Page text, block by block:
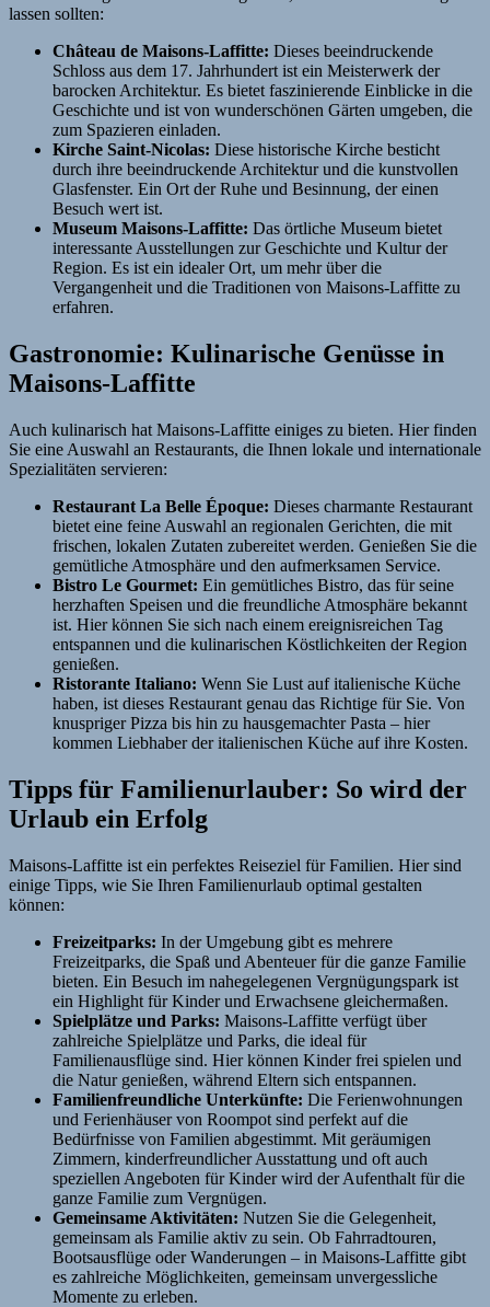
lassen sollten:
Château de Maisons-Laffitte: Dieses beeindruckende
Schloss aus dem 17. Jahrhundert ist ein Meisterwerk der
barocken Architektur. Es bietet faszinierende Einblicke in die
Geschichte und ist von wunderschönen Gärten umgeben, die
zum Spazieren einladen.
Kirche Saint-Nicolas: Diese historische Kirche besticht
durch ihre beeindruckende Architektur und die kunstvollen
Glasfenster. Ein Ort der Ruhe und Besinnung, der einen
Besuch wert ist.
Museum Maisons-Laffitte: Das örtliche Museum bietet
interessante Ausstellungen zur Geschichte und Kultur der
Region. Es ist ein idealer Ort, um mehr über die
Vergangenheit und die Traditionen von Maisons-Laffitte zu
erfahren.
Gastronomie: Kulinarische Genüsse in
Maisons-Laffitte
Auch kulinarisch hat Maisons-Laffitte einiges zu bieten. Hier finden
Sie eine Auswahl an Restaurants, die Ihnen lokale und internationale
Spezialitäten servieren:
Restaurant La Belle Époque: Dieses charmante Restaurant
bietet eine feine Auswahl an regionalen Gerichten, die mit
frischen, lokalen Zutaten zubereitet werden. Genießen Sie die
gemütliche Atmosphäre und den aufmerksamen Service.
Bistro Le Gourmet: Ein gemütliches Bistro, das für seine
herzhaften Speisen und die freundliche Atmosphäre bekannt
ist. Hier können Sie sich nach einem ereignisreichen Tag
entspannen und die kulinarischen Köstlichkeiten der Region
genießen.
Ristorante Italiano: Wenn Sie Lust auf italienische Küche
haben, ist dieses Restaurant genau das Richtige für Sie. Von
knuspriger Pizza bis hin zu hausgemachter Pasta – hier
kommen Liebhaber der italienischen Küche auf ihre Kosten.
Tipps für Familienurlauber: So wird der
Urlaub ein Erfolg
Maisons-Laffitte ist ein perfektes Reiseziel für Familien. Hier sind
einige Tipps, wie Sie Ihren Familienurlaub optimal gestalten
können:
Freizeitparks: In der Umgebung gibt es mehrere
Freizeitparks, die Spaß und Abenteuer für die ganze Familie
bieten. Ein Besuch im nahegelegenen Vergnügungspark ist
ein Highlight für Kinder und Erwachsene gleichermaßen.
Spielplätze und Parks: Maisons-Laffitte verfügt über
zahlreiche Spielplätze und Parks, die ideal für
Familienausflüge sind. Hier können Kinder frei spielen und
die Natur genießen, während Eltern sich entspannen.
Familienfreundliche Unterkünfte: Die Ferienwohnungen
und Ferienhäuser von Roompot sind perfekt auf die
Bedürfnisse von Familien abgestimmt. Mit geräumigen
Zimmern, kinderfreundlicher Ausstattung und oft auch
speziellen Angeboten für Kinder wird der Aufenthalt für die
ganze Familie zum Vergnügen.
Gemeinsame Aktivitäten: Nutzen Sie die Gelegenheit,
gemeinsam als Familie aktiv zu sein. Ob Fahrradtouren,
Bootsausflüge oder Wanderungen – in Maisons-Laffitte gibt
es zahlreiche Möglichkeiten, gemeinsam unvergessliche
Momente zu erleben.